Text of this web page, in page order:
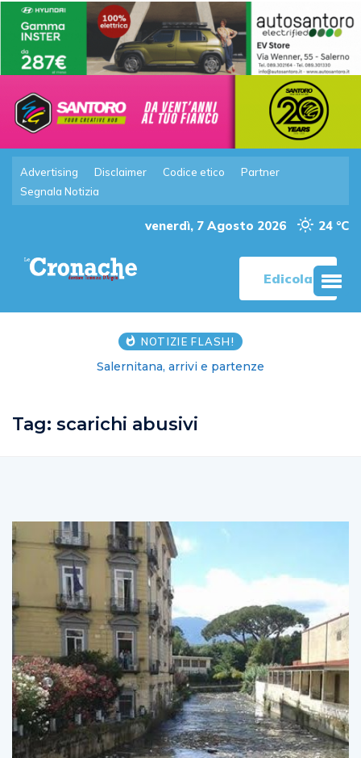
Advertising Disclaimer Codice etico
Partner
Segnala Notizia
venerdì, 7 Agosto 2026 24 °C
Edicola
NOTIZIE FLASH!
Salernitana, arrivi e partenze
Tag: scarichi abusivi